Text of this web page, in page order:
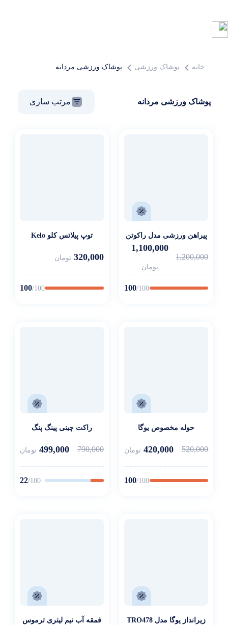
خانه پوشاک ورزشی پوشاک ورزشی مردانه
پوشاک ورزشی مردانه مرتب سازی
پیراهن ورزشی مدل راکوتن
1,200,000
1,100,000
تومان
100/100
توپ پیلاتس کلو Kelo
320,000 تومان
100/100
حوله مخصوص یوگا
520,000
420,000 تومان
100/100
راکت چینی پینگ پنگ
790,000
499,000 تومان
22/100
زیرانداز یوگا مدل TRO478 قمقه آب نیم لیتری ترموس